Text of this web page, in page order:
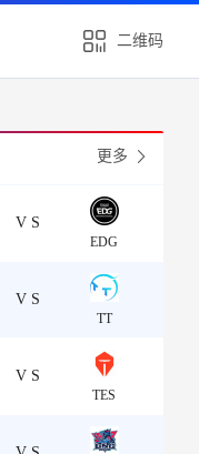
二维码
更多
VS
EDG
VS
TT
VS
TES